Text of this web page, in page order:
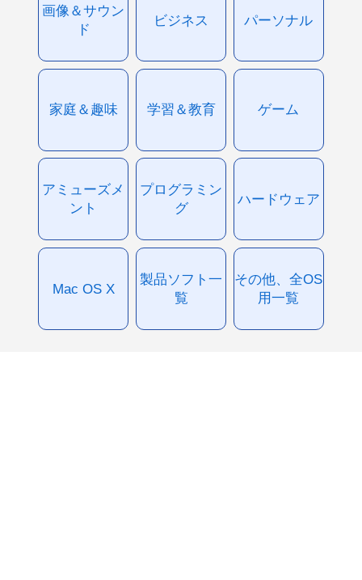
画像＆サウン
ド
ビジネス パーソナル
家庭＆趣味 学習＆教育 ゲーム
アミューズメ
ント
プログラミン
グ
ハードウェア
Mac OS X
製品ソフト一
覧
その他、全OS
用一覧